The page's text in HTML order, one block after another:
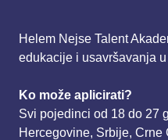
Helem Nejse Talent
edukacije i usavršavanja
Ko može aplicirati?
Svi pojedinci od 18 do 27
Hercegovine, Srbije,